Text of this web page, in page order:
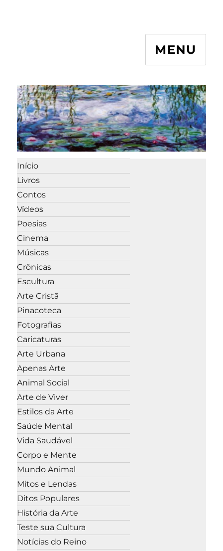
MENU
Início
Livros
Contos
Vídeos
Poesias
Cinema
Músicas
Crônicas
Escultura
Arte Cristã
Pinacoteca
Fotografias
Caricaturas
Arte Urbana
Apenas Arte
Animal Social
Arte de Viver
Estilos da Arte
Saúde Mental
Vida Saudável
Corpo e Mente
Mundo Animal
Mitos e Lendas
Ditos Populares
História da Arte
Teste sua Cultura
Notícias do Reino